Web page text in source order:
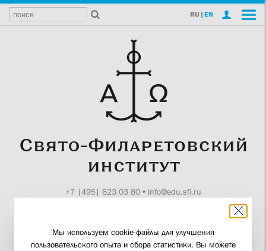
RU | EN
+7 |495| 623 03 80• info@edu.sfi.ru
Мы используем cookie-файлы для улучшения
пользовательского опыта и сбора статистики. Вы можете